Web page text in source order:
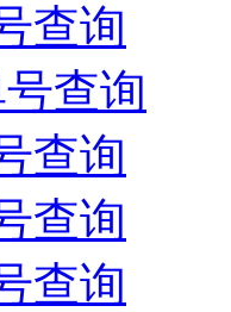
查询
查询
查询
查询
查询